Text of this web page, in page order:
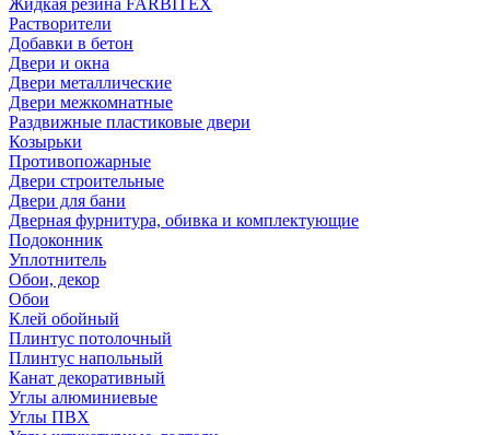
Жидкая резина FARBITEX
Растворители
Добавки в бетон
Двери и окна
Двери металлические
Двери межкомнатные
Раздвижные пластиковые двери
Козырьки
Противопожарные
Двери строительные
Двери для бани
Дверная фурнитура, обивка и комплектующие
Подоконник
Уплотнитель
Обои, декор
Обои
Клей обойный
Плинтус потолочный
Плинтус напольный
Канат декоративный
Углы алюминиевые
Углы ПВХ